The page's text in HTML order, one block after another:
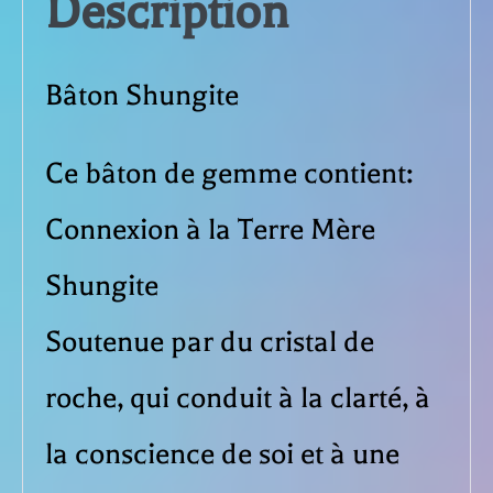
Description
Bâton Shungite
Ce bâton de gemme contient:
Connexion à la Terre Mère
Shungite
Soutenue par du cristal de
roche, qui conduit à la clarté, à
la conscience de soi et à une